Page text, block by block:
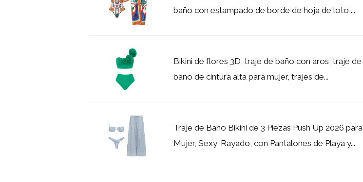
baño con estampado de borde de hoja de loto,...
Bikini de flores 3D, traje de baño con aros, traje de
baño de cintura alta para mujer, trajes de...
Traje de Baño Bikini de 3 Piezas Push Up 2026 para
Mujer, Sexy, Rayado, con Pantalones de Playa y...